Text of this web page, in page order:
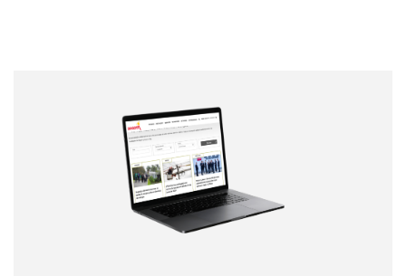
Correo electrónico
Tipo de comentario